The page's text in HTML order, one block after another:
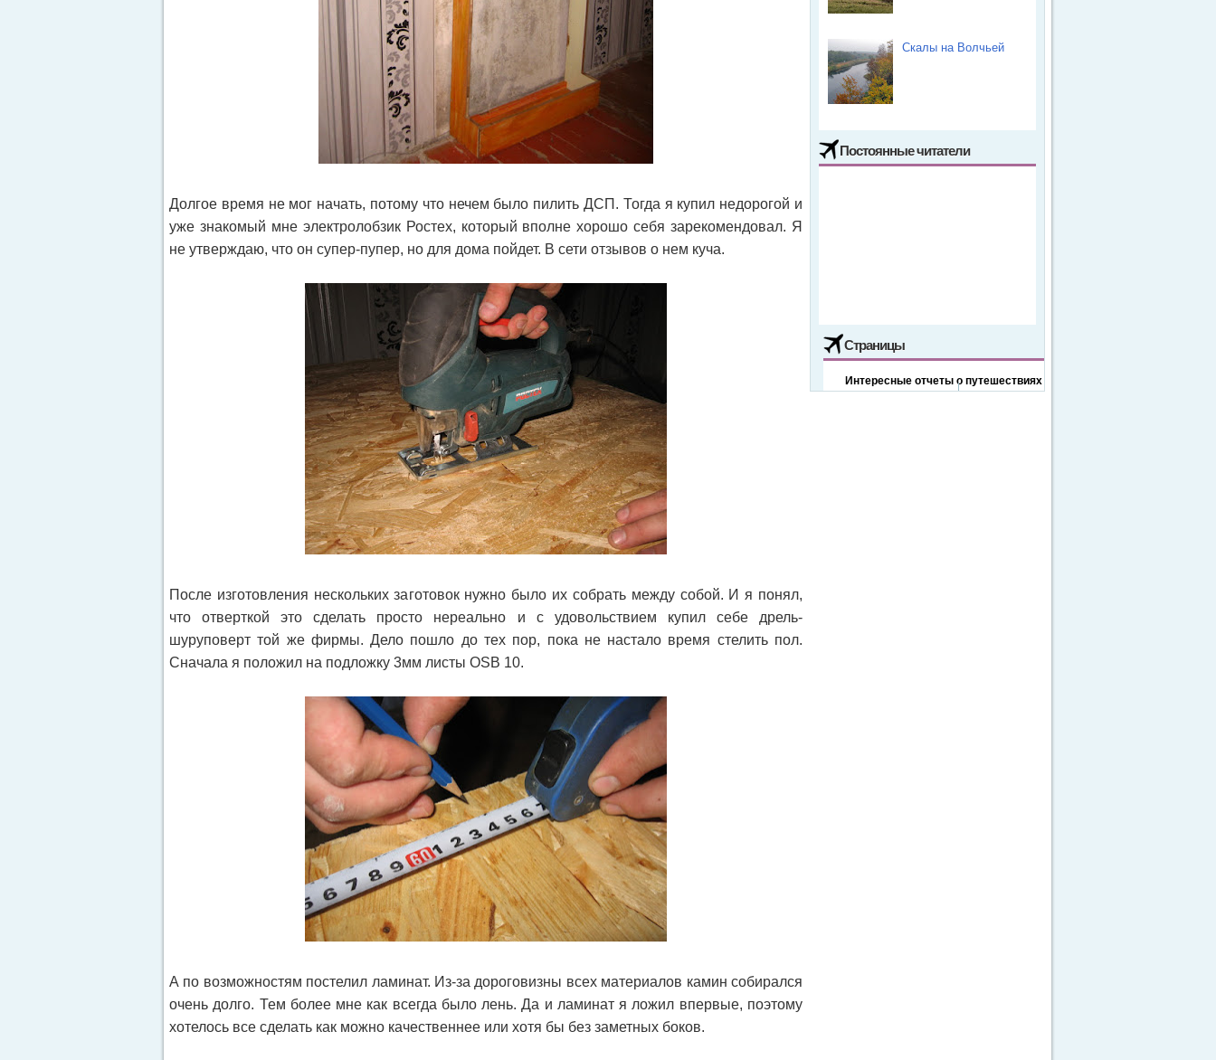
Долгое время не мог начать, потому что нечем было пилить ДСП. Тогда я купил недорогой и
уже знакомый мне электролобзик Ростех, который вполне хорошо себя зарекомендовал. Я
не утверждаю, что он супер-пупер, но для дома пойдет. В сети отзывов о нем куча.
После изготовления нескольких заготовок нужно было их собрать между собой. И я понял,
что отверткой это сделать просто нереально и с удовольствием купил себе дрель-
шуруповерт той же фирмы. Дело пошло до тех пор, пока не настало время стелить пол.
Сначала я положил на подложку 3мм листы OSB 10.
А по возможностям постелил ламинат. Из-за дороговизны всех материалов камин собирался
очень долго. Тем более мне как всегда было лень. Да и ламинат я ложил впервые, поэтому
хотелось все сделать как можно качественнее или хотя бы без заметных боков.
Скалы на Волчьей
Постоянные читатели
Страницы
Интересные отчеты о путешествиях